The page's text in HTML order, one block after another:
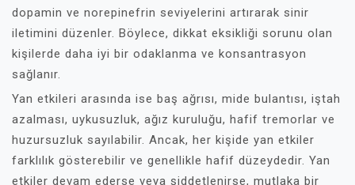
dopamin ve norepinefrin seviyelerini artırarak sinir
iletimini düzenler. Böylece, dikkat eksikliği sorunu olan
kişilerde daha iyi bir odaklanma ve konsantrasyon
sağlanır.
Yan etkileri arasında ise baş ağrısı, mide bulantısı, iştah
azalması, uykusuzluk, ağız kuruluğu, hafif tremorlar ve
huzursuzluk sayılabilir. Ancak, her kişide yan etkiler
farklılık gösterebilir ve genellikle hafif düzeydedir. Yan
etkiler devam ederse veya şiddetlenirse, mutlaka bir